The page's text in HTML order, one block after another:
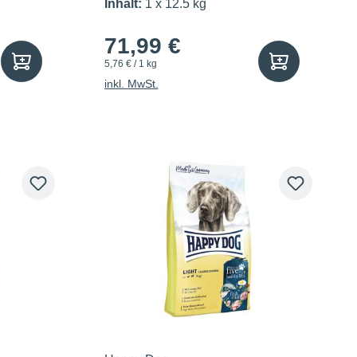
Inhalt: 1 x 12.5 kg
71,99 €
5,76 € / 1 kg
inkl. MwSt.